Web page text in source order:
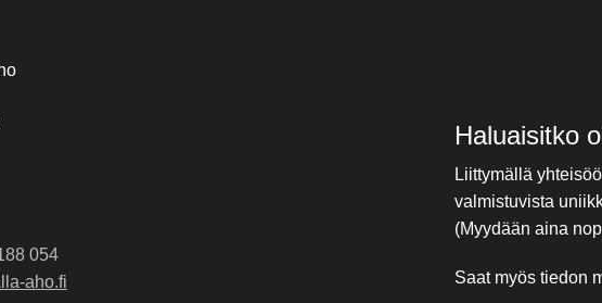
054
aho.fi
Haluaisitko
Liittymällä
valmistuvista
(Myydään aina
Saat myös tiedon